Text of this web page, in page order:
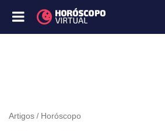
Artigos Horóscopo